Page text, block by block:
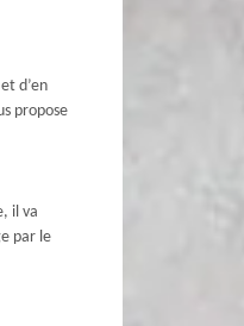
d’en
propose
il va
par le